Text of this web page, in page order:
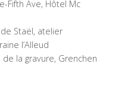
Fifth Ave, Hôtel Mc
Staël, atelier
l’Alleud
la gravure, Grenchen